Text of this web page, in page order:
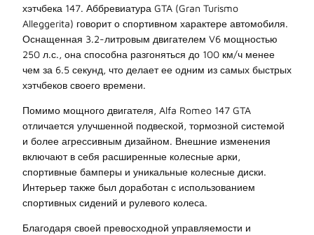
хэтчбека 147. Аббревиатура GTA (Gran Turismo
Alleggerita) говорит о спортивном характере автомобиля.
Оснащенная 3.2-литровым двигателем V6 мощностью
250 л.с., она способна разгоняться до 100 км/ч менее
чем за 6.5 секунд, что делает ее одним из самых быстрых
хэтчбеков своего времени.
Помимо мощного двигателя, Alfa Romeo 147 GTA
отличается улучшенной подвеской, тормозной системой
и более агрессивным дизайном. Внешние изменения
включают в себя расширенные колесные арки,
спортивные бамперы и уникальные колесные диски.
Интерьер также был доработан с использованием
спортивных сидений и рулевого колеса.
Благодаря своей превосходной управляемости и